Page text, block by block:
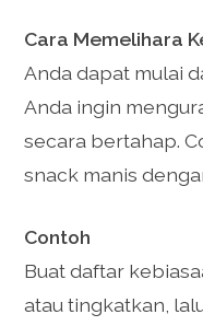
Cara Memelihara
Anda dapat mulai
Anda ingin
secara bertahap.
snack manis
Contoh
Buat daftar
atau tingkatkan,